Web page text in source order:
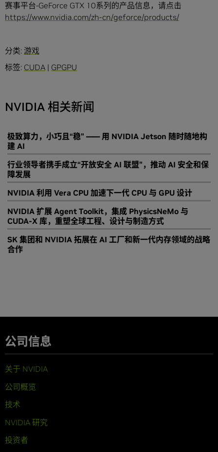
赛事平台-GeForce GTX 10系列的产品信息，请点击
https://www.nvidia.com/zh-cn/geforce/products/
分类: 游戏
标签: CUDA | GPGPU
NVIDIA 相关新闻
极致算力，小巧且“稳” —— 用 NVIDIA Jetson 随时随地构
建 AI
行业领导者携手成立“开放安全 AI 联盟”，推动 AI 安全和保
障发展
NVIDIA 利用 Vera CPU 加速下一代 CPU 与 GPU 设计
NVIDIA 扩展 Agent Toolkit，集成 PhysicsNeMo 与
CUDA-X 库，重塑全球工程、设计与制造方式
SK 集团和 NVIDIA 拓展在 AI 工厂和新一代内存领域的战略
合作
公司信息
关于 NVIDIA
公司概览
技术
NVIDIA 研究
投资者